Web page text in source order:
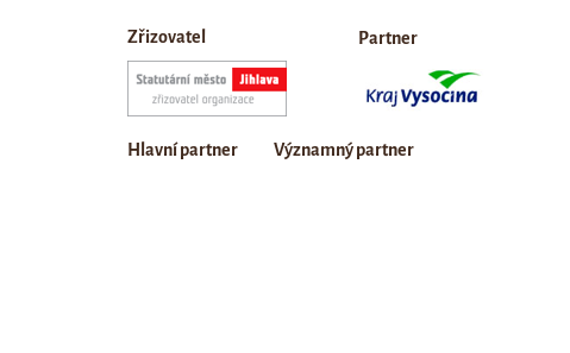
Zřizovatel Partner
Hlavní partner Významný partner